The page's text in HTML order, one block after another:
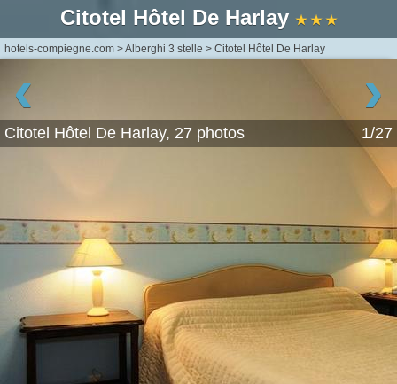
Citotel Hôtel De Harlay ★ ★ ★
hotels-compiegne.com >Alberghi 3 stelle > Citotel Hôtel De Harlay
‹ ›
Citotel Hôtel De Harlay, 27 photos 1/27